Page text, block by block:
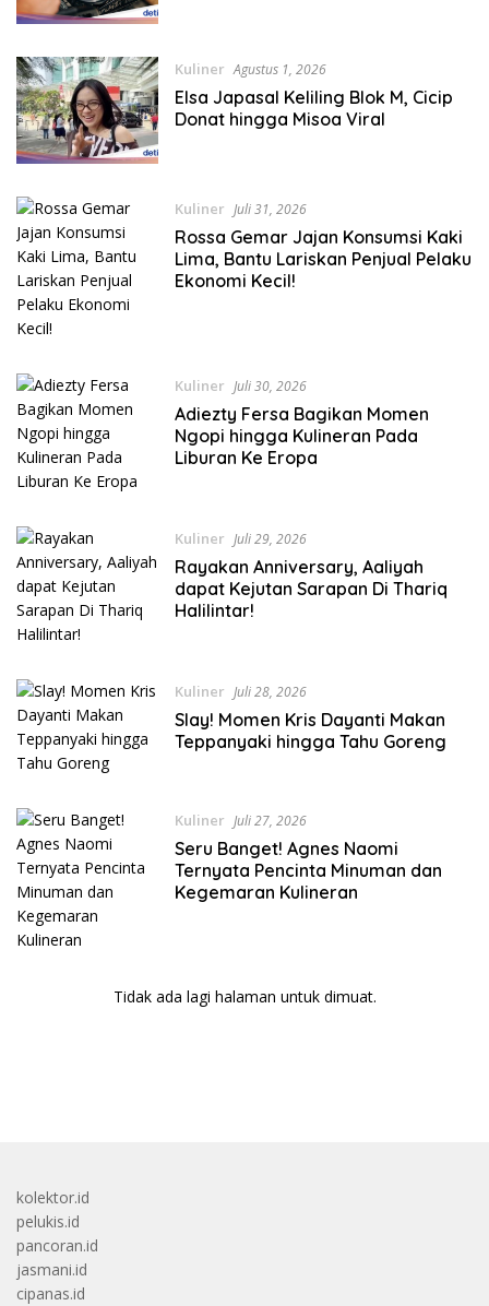
Kuliner Agustus 1, 2026
Elsa Japasal Keliling Blok M, Cicip
Donat hingga Misoa Viral
Kuliner Juli 31, 2026
Rossa Gemar Jajan Konsumsi Kaki
Lima, Bantu Lariskan Penjual Pelaku
Ekonomi Kecil!
Kuliner Juli 30, 2026
Adiezty Fersa Bagikan Momen
Ngopi hingga Kulineran Pada
Liburan Ke Eropa
Kuliner Juli 29, 2026
Rayakan Anniversary, Aaliyah
dapat Kejutan Sarapan Di Thariq
Halilintar!
Kuliner Juli 28, 2026
Slay! Momen Kris Dayanti Makan
Teppanyaki hingga Tahu Goreng
Kuliner Juli 27, 2026
Seru Banget! Agnes Naomi
Ternyata Pencinta Minuman dan
Kegemaran Kulineran
Tidak ada lagi halaman untuk dimuat.
kolektor.id
pelukis.id
pancoran.id
jasmani.id
cipanas.id